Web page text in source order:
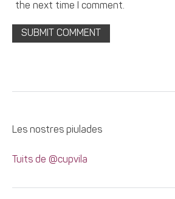
the next time I comment.
Les nostres piulades
Tuits de @cupvila